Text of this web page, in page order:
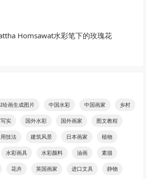
Homsawat水彩笔下的玫瑰花
绘画生成图片 中国水彩 中国画家 乡村
写实 国外水彩 国外画家 图文教程
技法 建筑风景 日本画家 植物
水彩画具 水彩颜料 油画 素描
花卉 英国画家 进口文具 静物